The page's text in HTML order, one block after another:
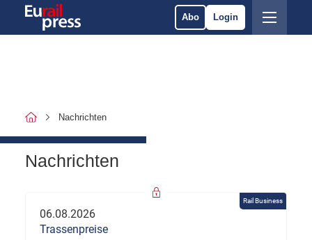
Abo Login
Nachrichten
Nachrichten
Rail Business
06.08.2026
Trassenpreise